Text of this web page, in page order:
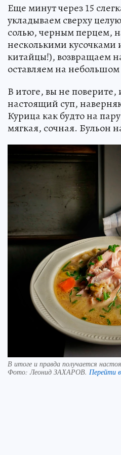
Еще минут через 15
укладываем сверху
солью, черным перцем,
несколькими кусочками
китайцы!), возвращаем
оставляем на небольшом
В итоге, вы не поверите,
настоящий суп,
Курица как будто на
мягкая, сочная. Бульон
В итоге и правда получается
Фото:Леонид ЗАХАРОВ. Перейти